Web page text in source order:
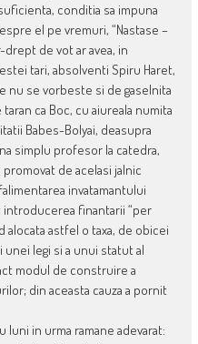
conditia sa impuna
el pe vremuri, “Nastase –
drept de vot ar avea, in
tari, absolventi Spiru Haret,
nu se vorbeste si de gaselnita
ca Boc, cu aiureala numita
Babes-Bolyai, deasupra
simplu profesor la catedra,
de acelasi jalnic
invatamantului
finantarii “per
astfel o taxa, de obicei
legi si a unui statut al
modul de construire a
din aceasta cauza a pornit
luni in urma ramane adevarat: